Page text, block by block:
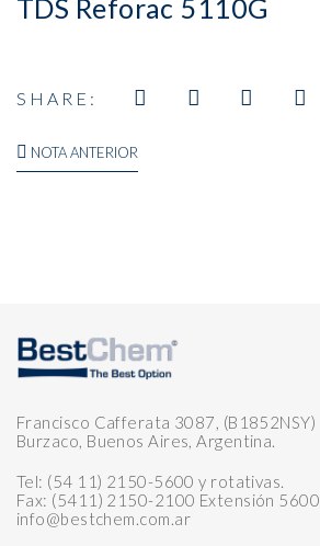
TDS Reforac 5110G
SHARE:
Francisco Cafferata 3087, (B1852NSY)
Burzaco, Buenos Aires, Argentina.
Tel: (54 11) 2150-5600 y rotativas.
Fax: (5411) 2150-2100 Extensión 5600
info@bestchem.com.ar